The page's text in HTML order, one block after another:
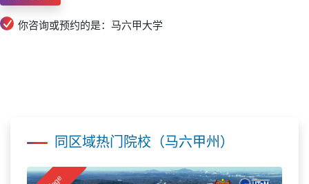
你咨询或预约的是：马六甲大学
同区域热门院校（马六甲州）